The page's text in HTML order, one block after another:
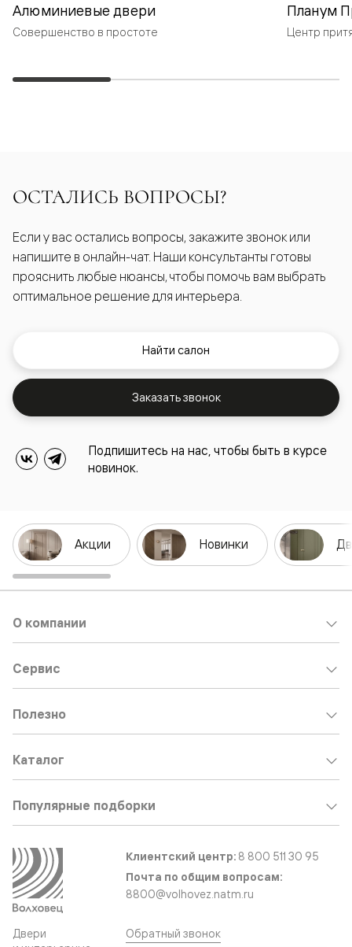
Алюминиевые двери
Совершенство в простоте
Планум
Центр
ОСТАЛИСЬ ВОПРОСЫ?
Если у вас остались вопросы, закажите звонок или
напишите в онлайн-чат. Наши консультанты готовы
прояснить любые нюансы, чтобы помочь вам выбрать
оптимальное решение для интерьера.
Найти салон
Заказать звонок
Подпишитесь на нас, чтобы быть в курсе
новинок.
Акции Новинки
Двери
О компании
Сервис
Полезно
Каталог
Популярные подборки
Клиентский центр: 8 800 511 30 95
Почта по общим вопросам:
8800@volhovez.natm.ru
Обратный звонок